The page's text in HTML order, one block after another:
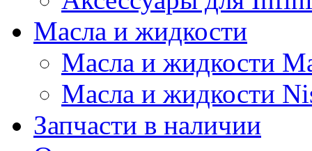
Масла и жидкости
Масла и жидкости
Масла и жидкости
Запчасти в наличии